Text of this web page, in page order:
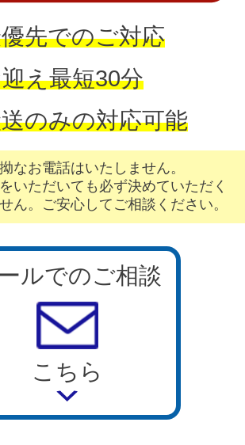
先でのご対応
え最短30分
のみの対応可能
なお電話はいたしません。
いただいても必ず決めていただく
ん。ご安心してご相談ください。
ルでのご相談
こちら